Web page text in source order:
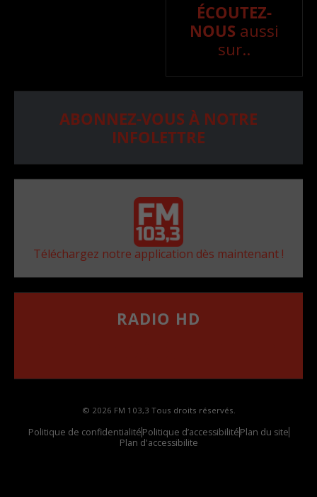
ÉCOUTEZ-
NOUS aussi
sur..
ABONNEZ-VOUS À NOTRE
INFOLETTRE
Téléchargez notre application dès maintenant !
RADIO HD
© 2026 FM 103,3 Tous droits réservés.
Politique de confidentialitéPolitique d’accessibilitéPlan du site
Plan d'accessibilite